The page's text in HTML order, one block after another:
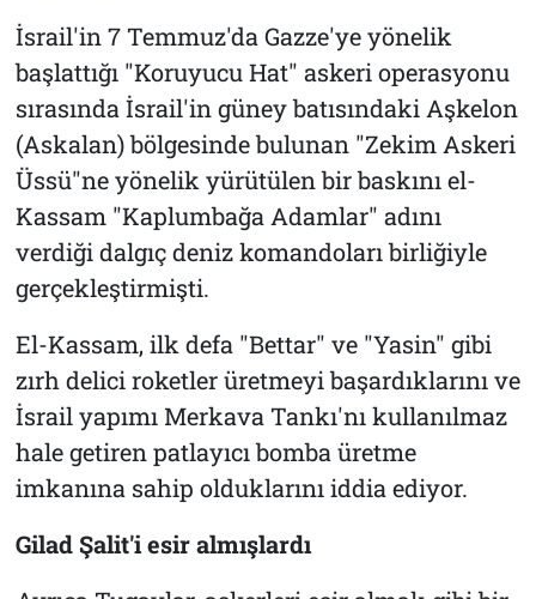
İsrail'in 7 Temmuz'da Gazze'ye yönelik
başlattığı "Koruyucu Hat" askeri operasyonu
sırasında İsrail'in güney batısındaki Aşkelon
(Askalan) bölgesinde bulunan "Zekim Askeri
Üssü"ne yönelik yürütülen bir baskını el-
Kassam "Kaplumbağa Adamlar" adını
verdiği dalgıç deniz komandoları birliğiyle
gerçekleştirmişti.
El-Kassam, ilk defa "Bettar" ve "Yasin" gibi
zırh delici roketler üretmeyi başardıklarını ve
İsrail yapımı Merkava Tankı'nı kullanılmaz
hale getiren patlayıcı bomba üretme
imkanına sahip olduklarını iddia ediyor.
Gilad Şalit'i esir almışlardı